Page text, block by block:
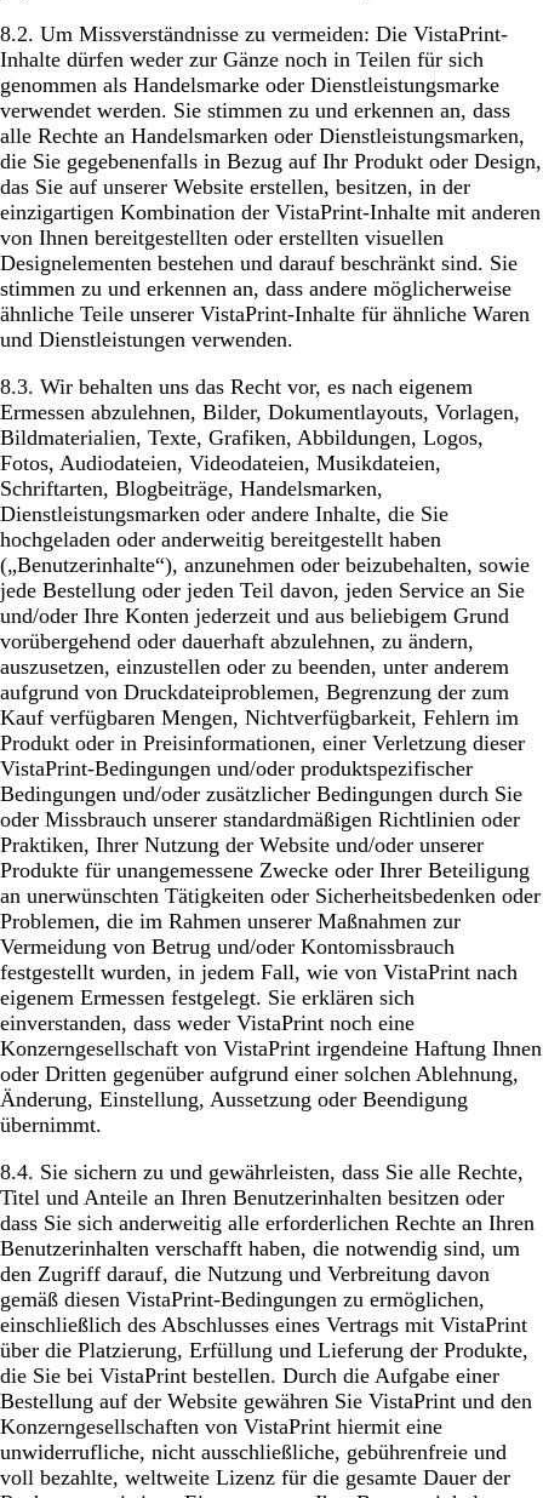
8.2. Um Missverständnisse zu vermeiden: Die VistaPrint-
Inhalte dürfen weder zur Gänze noch in Teilen für sich
genommen als Handelsmarke oder Dienstleistungsmarke
verwendet werden. Sie stimmen zu und erkennen an, dass
alle Rechte an Handelsmarken oder Dienstleistungsmarken,
die Sie gegebenenfalls in Bezug auf Ihr Produkt oder Design,
das Sie auf unserer Website erstellen, besitzen, in der
einzigartigen Kombination der VistaPrint-Inhalte mit anderen
von Ihnen bereitgestellten oder erstellten visuellen
Designelementen bestehen und darauf beschränkt sind. Sie
stimmen zu und erkennen an, dass andere möglicherweise
ähnliche Teile unserer VistaPrint-Inhalte für ähnliche Waren
und Dienstleistungen verwenden.
8.3. Wir behalten uns das Recht vor, es nach eigenem
Ermessen abzulehnen, Bilder, Dokumentlayouts, Vorlagen,
Bildmaterialien, Texte, Grafiken, Abbildungen, Logos,
Fotos, Audiodateien, Videodateien, Musikdateien,
Schriftarten, Blogbeiträge, Handelsmarken,
Dienstleistungsmarken oder andere Inhalte, die Sie
hochgeladen oder anderweitig bereitgestellt haben
(„Benutzerinhalte“), anzunehmen oder beizubehalten, sowie
jede Bestellung oder jeden Teil davon, jeden Service an Sie
und/oder Ihre Konten jederzeit und aus beliebigem Grund
vorübergehend oder dauerhaft abzulehnen, zu ändern,
auszusetzen, einzustellen oder zu beenden, unter anderem
aufgrund von Druckdateiproblemen, Begrenzung der zum
Kauf verfügbaren Mengen, Nichtverfügbarkeit, Fehlern im
Produkt oder in Preisinformationen, einer Verletzung dieser
VistaPrint-Bedingungen und/oder produktspezifischer
Bedingungen und/oder zusätzlicher Bedingungen durch Sie
oder Missbrauch unserer standardmäßigen Richtlinien oder
Praktiken, Ihrer Nutzung der Website und/oder unserer
Produkte für unangemessene Zwecke oder Ihrer Beteiligung
an unerwünschten Tätigkeiten oder Sicherheitsbedenken oder
Problemen, die im Rahmen unserer Maßnahmen zur
Vermeidung von Betrug und/oder Kontomissbrauch
festgestellt wurden, in jedem Fall, wie von VistaPrint nach
eigenem Ermessen festgelegt. Sie erklären sich
einverstanden, dass weder VistaPrint noch eine
Konzerngesellschaft von VistaPrint irgendeine Haftung Ihnen
oder Dritten gegenüber aufgrund einer solchen Ablehnung,
Änderung, Einstellung, Aussetzung oder Beendigung
übernimmt.
8.4. Sie sichern zu und gewährleisten, dass Sie alle Rechte,
Titel und Anteile an Ihren Benutzerinhalten besitzen oder
dass Sie sich anderweitig alle erforderlichen Rechte an Ihren
Benutzerinhalten verschafft haben, die notwendig sind, um
den Zugriff darauf, die Nutzung und Verbreitung davon
gemäß diesen VistaPrint-Bedingungen zu ermöglichen,
einschließlich des Abschlusses eines Vertrags mit VistaPrint
über die Platzierung, Erfüllung und Lieferung der Produkte,
die Sie bei VistaPrint bestellen. Durch die Aufgabe einer
Bestellung auf der Website gewähren Sie VistaPrint und den
Konzerngesellschaften von VistaPrint hiermit eine
unwiderrufliche, nicht ausschließliche, gebührenfreie und
voll bezahlte, weltweite Lizenz für die gesamte Dauer der